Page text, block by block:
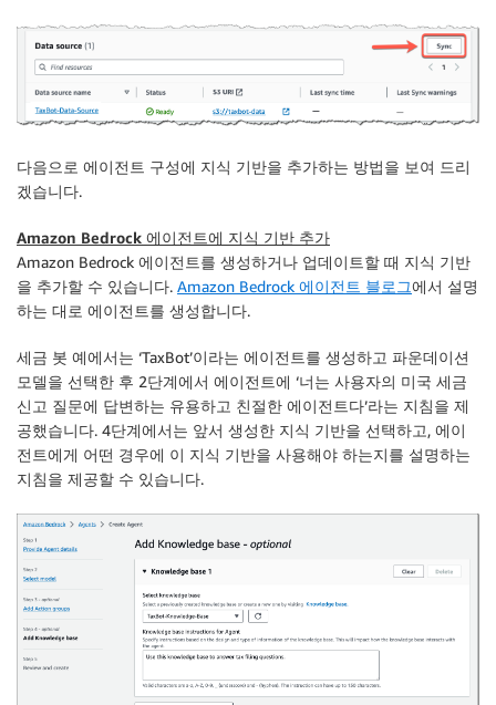
다음으로 에이전트 구성에 지식 기반을 추가하는 방법을 보여 드리
겠습니다.
Amazon Bedrock 에이전트에 지식 기반 추가
Amazon Bedrock 에이전트를 생성하거나 업데이트할 때 지식 기반
을 추가할 수 있습니다. Amazon Bedrock 에이전트 블로그에서 설명
하는 대로 에이전트를 생성합니다.
세금 봇 예에서는 ‘TaxBot’이라는 에이전트를 생성하고 파운데이션
모델을 선택한 후 2단계에서 에이전트에 ‘너는 사용자의 미국 세금
신고 질문에 답변하는 유용하고 친절한 에이전트다’라는 지침을 제
공했습니다. 4단계에서는 앞서 생성한 지식 기반을 선택하고, 에이
전트에게 어떤 경우에 이 지식 기반을 사용해야 하는지를 설명하는
지침을 제공할 수 있습니다.